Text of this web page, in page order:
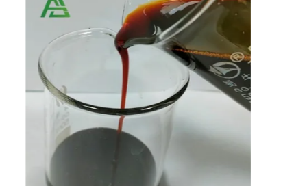
ZITAT
SITEMAP
DATENSCHUTZRICHTLINIE